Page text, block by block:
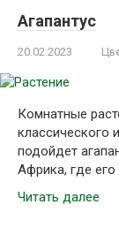
Агапантус
20.02.2023
Комнатные
классического
подойдет
Африка, где
Читать далее